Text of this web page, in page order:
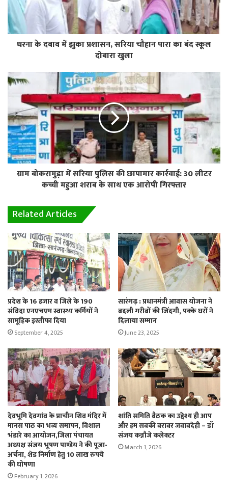
धरना के दबाव में झुका प्रशासन, सरिया चौहान पारा का बंद स्कूल
दोबारा खुला
ग्राम बोकरामुड़ा में सरिया पुलिस की छापामार कार्रवाई: 30 लीटर
कच्ची महुआ शराब के साथ एक आरोपी गिरफ्तार
Related Articles
प्रदेश के 16 हजार व जिले के 190
संविदा एनएचएम स्वास्थ्य कर्मियों ने
सामूहिक इस्तीफा दिया
September 4, 2025
सारंगढ़ : प्रधानमंत्री आवास योजना ने
बदली गरीबों की जिंदगी, पक्के घरों ने
दिलाया सम्मान
June 23, 2025
देवभूमि देवगांव के प्राचीन शिव मंदिर में
मानस पाठ का भव्य समापन, विशाल
भंडारे का आयोजन,जिला पंचायत
अध्यक्ष संजय भूषण पाण्डेय ने की पूजा-
अर्चना, शेड निर्माण हेतु 10 लाख रुपये
की घोषणा
February 1, 2026
शांति समिति बैठक का उद्देश्य ही आप
और हम सबकी बराबर जवाबदेही – डॉ
संजय कन्नौजे कलेक्टर
March 1, 2026